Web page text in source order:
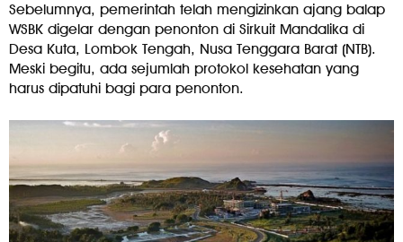
Sebelumnya, pemerintah telah mengizinkan ajang balap
WSBK digelar dengan penonton di Sirkuit Mandalika di
Desa Kuta, Lombok Tengah, Nusa Tenggara Barat (NTB).
Meski begitu, ada sejumlah protokol kesehatan yang
harus dipatuhi bagi para penonton.